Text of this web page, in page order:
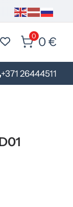
0 0 €
+371 26444511